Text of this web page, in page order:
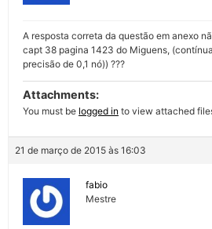
A resposta correta da questão em anexo
capt 38 pagina 1423 do Miguens,
precisão de 0,1 nó)) ???
Attachments:
You must be logged in to view attached
21 de março de 2015 às 16:03
fabio
Mestre